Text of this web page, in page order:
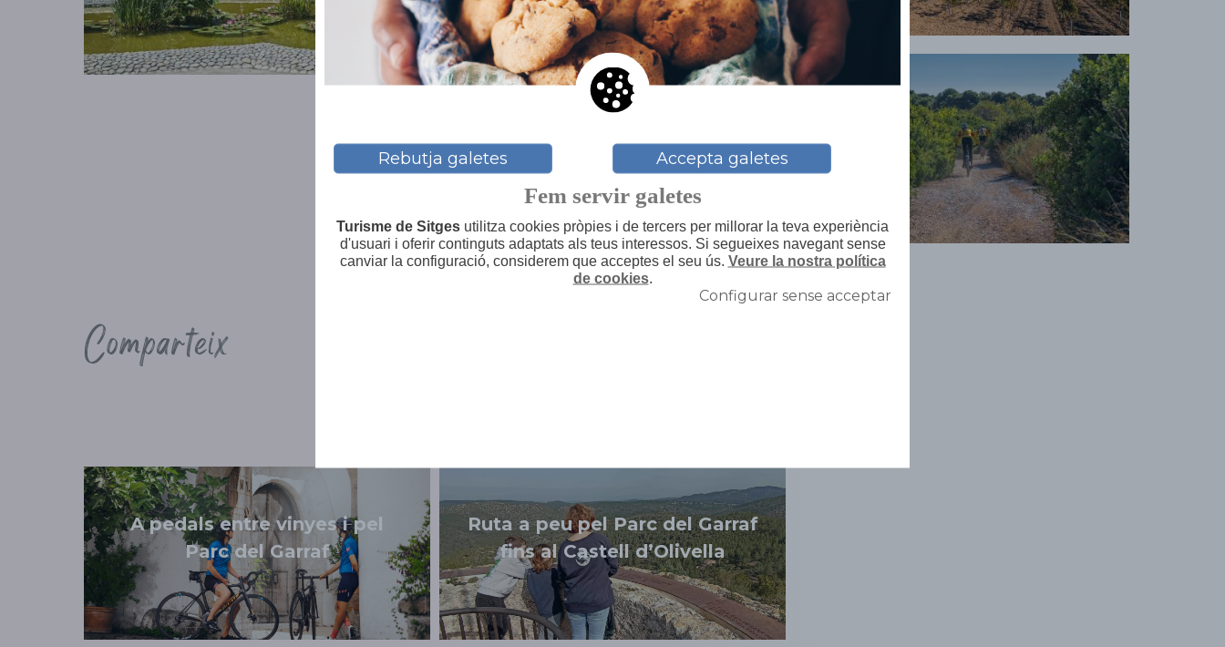
Comparteix
A pedals entre vinyes i pel
Parc del Garraf
Ruta a peu pel Parc del Garraf
fins al Castell d’Olivella
Rebutja galetes Accepta galetes
Fem servir galetes
Turisme de Sitges utilitza cookies pròpies i de tercers per millorar la teva experiència
d'usuari i oferir continguts adaptats als teus interessos. Si segueixes navegant sense
canviar la configuració, considerem que acceptes el seu ús. Veure la nostra política
de cookies.
Configurar sense acceptar